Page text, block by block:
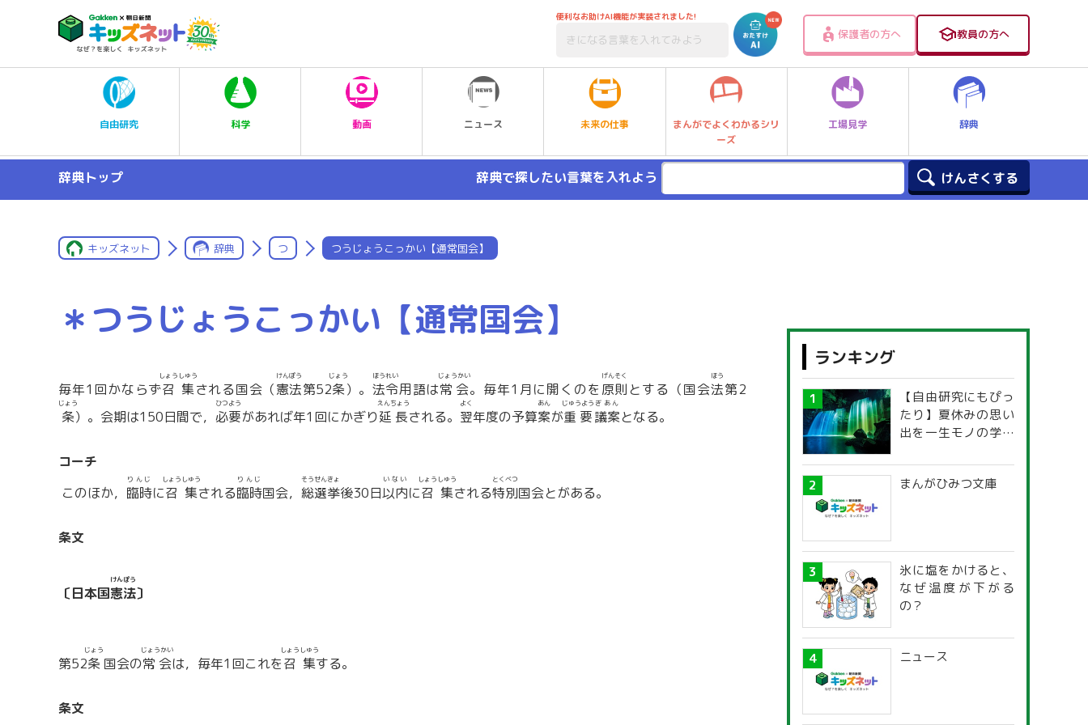
便利なお助けAI機能が実装されました!
保護者の方へ 教員の方へ
自由研究 科学 動画 ニュース 未来の仕事
まんがでよくわかるシリ
ーズ
工場見学 辞典
辞典トップ 辞典で探したい言葉を入れよう
キッズネット 辞典 つ つうじょうこっかい【通常国会】
＊つうじょうこっかい【通常国会】
毎年1回かならず召集
しょうしゅう
される国会（憲法
けんぽう
第52条
じょう
）。 法令
ほうれい
用語は常会
じょうかい
。毎年1月に開くのを 原則
げんそく
とする（国会法
ほう
第2
条
じょう
）。会期は150日間で， 必要
ひつよう
があれば年1回にかぎり延長
えんちょう
される。 翌
よく
年度の予算案
あん
が重要
じゅうよう
議案
ぎあん
となる。
コーチ
このほか， 臨時
りんじ
に召集
しょうしゅう
される臨時
りんじ
国会， 総選挙
そうせんきょ
後30日以内
いない
に召集
しょうしゅう
される特別
とくべつ
国会とがある。
条文
〔日本国憲法
けんぽう
〕
第52条
じょう
国会の常会
じょうかい
は，毎年1回これを召集
しょうしゅう
する。
条文
ランキング
【自由研究にもぴっ
たり】夏休みの思い
出を一生モノの学び
探究ガイド
まんがひみつ文庫
氷に塩をかけると、
なぜ温度が下がる
の？
ニュース